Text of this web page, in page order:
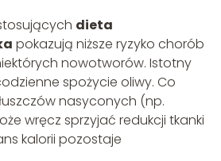
dieta
pokazują niższe ryzyko chorób
nowotworów. Istotny
spożycie oliwy. Co
nasyconych (np.
wręcz sprzyjać redukcji tkanki
kalorii pozostaje